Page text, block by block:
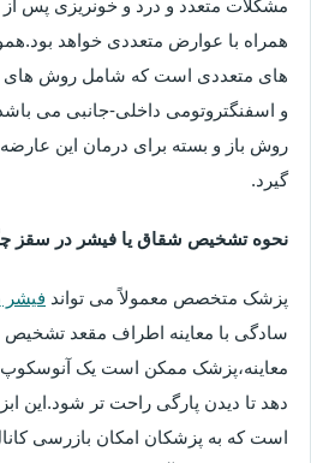
مشکلات متعدد و درد و خونریزی پس
همراه با عوارض متعددی خواهد
های متعددی است که شامل روش های
و اسفنگتروتومی داخلی-جانبی می
روش باز و بسته برای درمان این
گیرد.
نحوه تشخیص شقاق یا فیشر در سقز
پزشک متخصص معمولاً می تواند فیشر
سادگی با معاینه اطراف مقعد تشخیص
معاینه،پزشک ممکن است یک آنوسکوپ
دهد تا دیدن پارگی راحت تر شود.این
است که به پزشکان امکان بازرسی